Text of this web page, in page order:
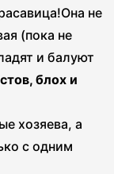
не
(пока не
и балуют.
блох и
хозяева, а
с одним